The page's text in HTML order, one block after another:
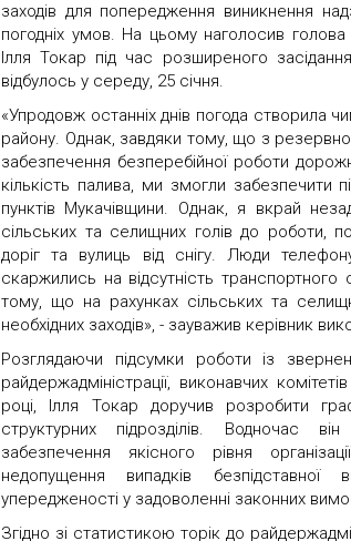
заходів для попередження виникнення
погодніх умов. На цьому наголосив голова
Ілля Токар під час розширеного засідання
відбулось у середу, 25 січня.
«Упродовж останніх днів погода створила
району. Однак, завдяки тому, що з
забезпечення безперебійної роботи
кількість палива, ми змогли забезпечити
пунктів Мукачівщини. Однак, я вкрай
сільських та селищних голів до роботи,
доріг та вулиць від снігу. Люди
скаржились на відсутність
тому, що на рахунках сільських та
необхідних заходів», - зауважив керівник
Розглядаючи підсумки роботи із
райдержадміністрації, виконавчих
році, Ілля Токар доручив розробити
структурних підрозділів. Водночас
забезпечення якісного рівня
недопущення випадків безпідставної
упередженості у задоволенні законних
Згідно зі статистикою торік до